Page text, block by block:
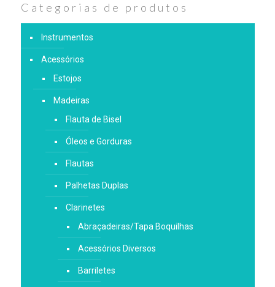
Categorias de produtos
Instrumentos
Acessórios
Estojos
Madeiras
Flauta de Bisel
Óleos e Gorduras
Flautas
Palhetas Duplas
Clarinetes
Abraçadeiras/Tapa Boquilhas
Acessórios Diversos
Barriletes